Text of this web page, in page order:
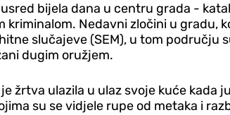
bijela dana u centru grada -
kriminalom. Nedavni zločini u
slučajeve (SEM), u tom području
dugim oružjem.
žrtva ulazila u ulaz svoje kuće
su se vidjele rupe od metaka i